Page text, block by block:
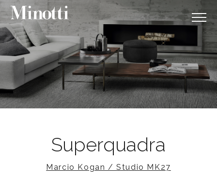
Superquadra
Marcio Kogan / Studio MK27